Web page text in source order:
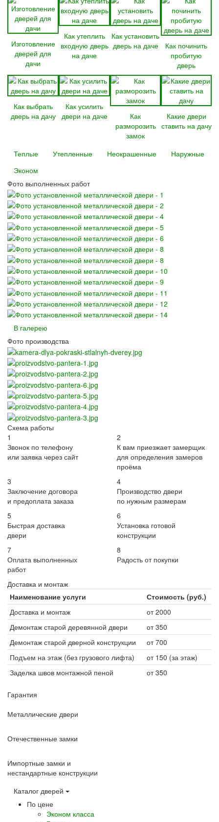
Изготовление
дверей для
дачи
Как утеплить
входную дверь
на даче
Как установить
дверь на даче
Как починить
пробитую
дверь
Как выбрать
дверь на дачу
Как усилить
двери на даче
Как
разморозить
замок
Какие двери
ставить на дачу
Теплые Утепленные Неокрашенные
Наружные
Эконом
Фото выполненных работ
В галерею
Фото производства
Схема работы
1
Звонок по телефону
или заявка через сайт
2
К вам приезжает замерщик
для определения замеров
проёма
3
Заключение договора
и предоплата заказа
4
Производство двери
по нужным размерам
5
Быстрая доставка
двери
6
Установка готовой
конструкции
7
Оплата выполненных
работ
8
Радость от покупки
Доставка и монтаж
Наименование услуги
Стоимость (руб.)
Доставка и монтаж
от 2000
Демонтаж старой деревянной двери
от 350
Демонтаж старой дверной конструкции
от 700
Подъем на этаж (без грузового лифта)
от 150 (за этаж)
Заделка швов монтажной пеной
от 350
Гарантия
Металлические двери
Отечественные замки
Импортные замки и
нестандартные конструкции
Каталог дверей
По цене
Эконом класса